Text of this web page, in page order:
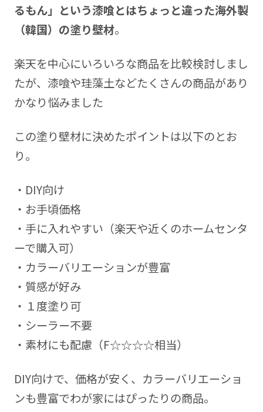
るもん」という漆喰とはちょっと違った海外製
（韓国）の塗り壁材。
楽天を中心にいろいろな商品を比較検討しまし
たが、漆喰や珪藻土などたくさんの商品があり
かなり悩みました
この塗り壁材に決めたポイントは以下のとお
り。
・DIY向け
・お手頃価格
・手に入れやすい（楽天や近くのホームセンタ
ーで購入可）
・カラーバリエーションが豊富
・質感が好み
・１度塗り可
・シーラー不要
・素材にも配慮（F☆☆☆☆相当）
DIY向けで、価格が安く、カラーバリエーショ
ンも豊富でわが家にはぴったりの商品。